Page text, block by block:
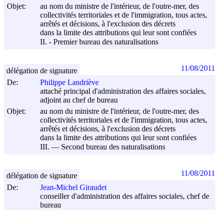
Objet:
au nom du ministre de l'intérieur, de l'outre-mer, des
collectivités territoriales et de l'immigration, tous actes,
arrêtés et décisions, à l'exclusion des décrets
dans la limite des attributions qui leur sont confiées
II. - Premier bureau des naturalisations
De:
Philippe Landriève
attaché principal d'administration des affaires sociales,
adjoint au chef de bureau
Objet:
au nom du ministre de l'intérieur, de l'outre-mer, des
collectivités territoriales et de l'immigration, tous actes,
arrêtés et décisions, à l'exclusion des décrets
dans la limite des attributions qui leur sont confiées
III. ― Second bureau des naturalisations
délégation de signature 11/08/2011
De:
Jean-Michel Giraudet
conseiller d'administration des affaires sociales, chef de
bureau
délégation de signature 11/08/2011